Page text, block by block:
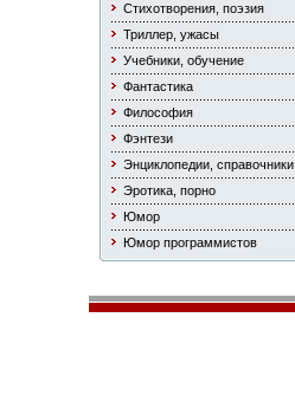
Стихотворения, поэзия
Триллер, ужасы
Учебники, обучение
Фантастика
Философия
Фэнтези
Энциклопедии, справочники
Эротика, порно
Юмор
Юмор программистов